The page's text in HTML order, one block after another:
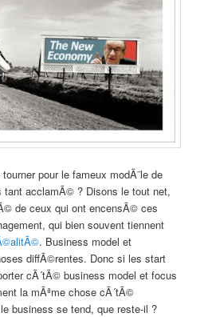
pour le fameux modÃ¨le de
tant acclamÃ© ? Disons le tout net,
de ceux qui ont encensÃ© ces
qui bien souvent tiennent
. Business model et
diffÃ©rentes. Donc si les start
cÃ´tÃ© business model et focus
la mÃªme chose cÃ´tÃ©
business se tend, que reste-il ?